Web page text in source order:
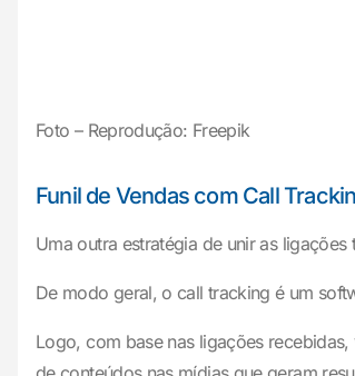
Foto – Reprodução: Freepik
Funil de Vendas com Call
Uma outra estratégia de unir as
De modo geral, o call tracking é um
Logo, com base nas ligações